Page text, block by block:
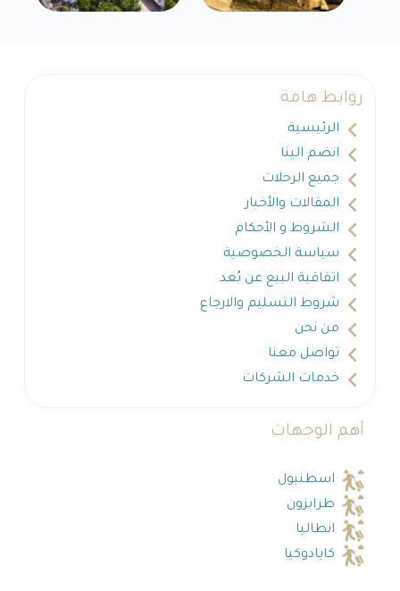
روابط هامة
الرئيسية
انضم الينا
جميع الرحلات
المقالات والأخبار
الشروط و الأحكام
سياسة الخصوصية
اتفاقية البيع عن بُعد
شروط التسليم والارجاع
من نحن
تواصل معنا
خدمات الشركات
أهم الوجهات
اسطنبول
طرابزون
انطاليا
كابادوكيا